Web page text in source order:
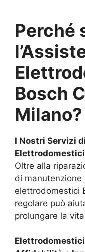
Perché
Bosch
Milano?
I Nostri Servizi
Oltre alla
di manutenzione
elettrodomestici
regolare può
prolungare la